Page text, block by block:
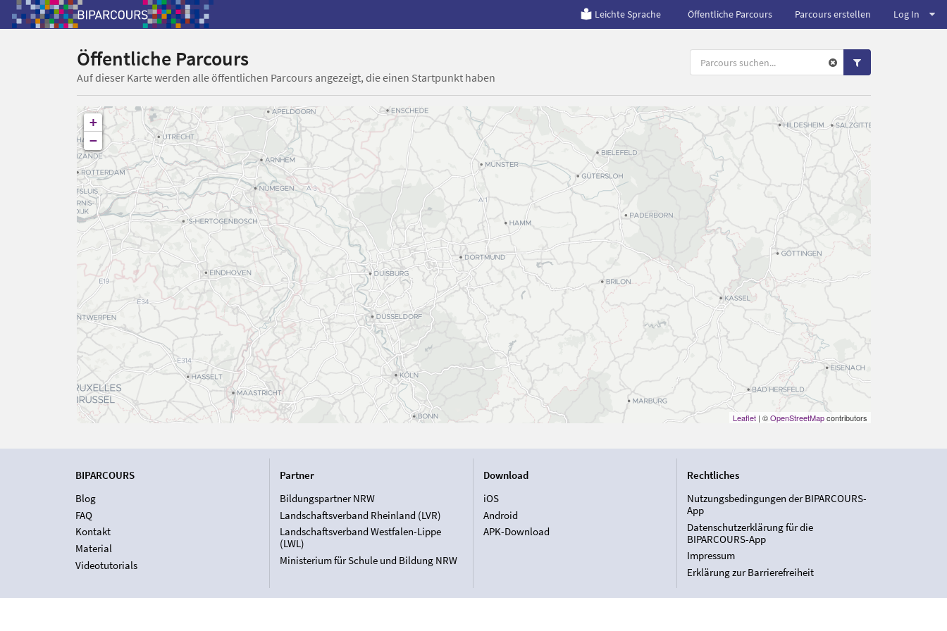
Leichte Sprache Öffentliche Parcours Parcours erstellen Log In
Öffentliche Parcours
Auf dieser Karte werden alle öffentlichen Parcours angezeigt, die einen Startpunkt haben
+
−
Leaflet| ©OpenStreetMapcontributors
BIPARCOURS
Blog
FAQ
Kontakt
Material
Videotutorials
Partner
Bildungspartner NRW
Landschaftsverband Rheinland (LVR)
Landschaftsverband Westfalen-Lippe
(LWL)
Ministerium für Schule und Bildung NRW
Download
iOS
Android
APK-Download
Rechtliches
Nutzungsbedingungen der BIPARCOURS-
App
Datenschutzerklärung für die
BIPARCOURS-App
Impressum
Erklärung zur Barrierefreiheit